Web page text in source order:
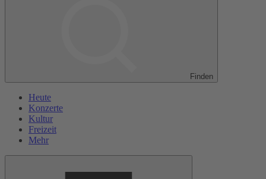
Finden
Heute
Konzerte
Kultur
Freizeit
Mehr